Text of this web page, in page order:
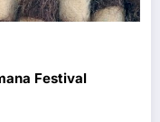
Festival